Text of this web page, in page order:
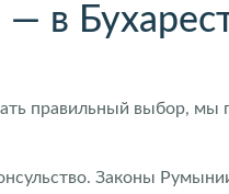
в
правильный выбор, мы
Законы